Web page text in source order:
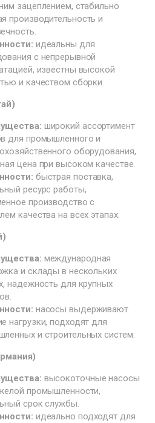
зацеплением, стабильно
производительность и
идеальны для
с непрерывной
известны высокой
и качеством сборки.
широкий ассортимент
для промышленного и
оборудования,
цена при высоком качестве.
быстрая поставка,
ресурс работы,
производство с
качества на всех этапах.
международная
и склады в нескольких
надежность для крупных
насосы выдерживают
нагрузки, подходят для
и строительных систем.
высокоточные насосы
промышленности,
срок службы.
идеально подходят для